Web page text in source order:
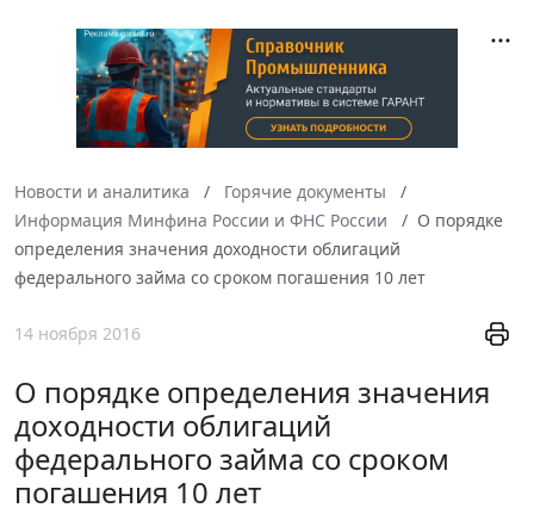
Новости и аналитика
Горячие документы
Информация Минфина России и ФНС России
О порядке
определения значения доходности облигаций
федерального займа со сроком погашения 10 лет
14 ноября 2016
О порядке определения значения
доходности облигаций
федерального займа со сроком
погашения 10 лет